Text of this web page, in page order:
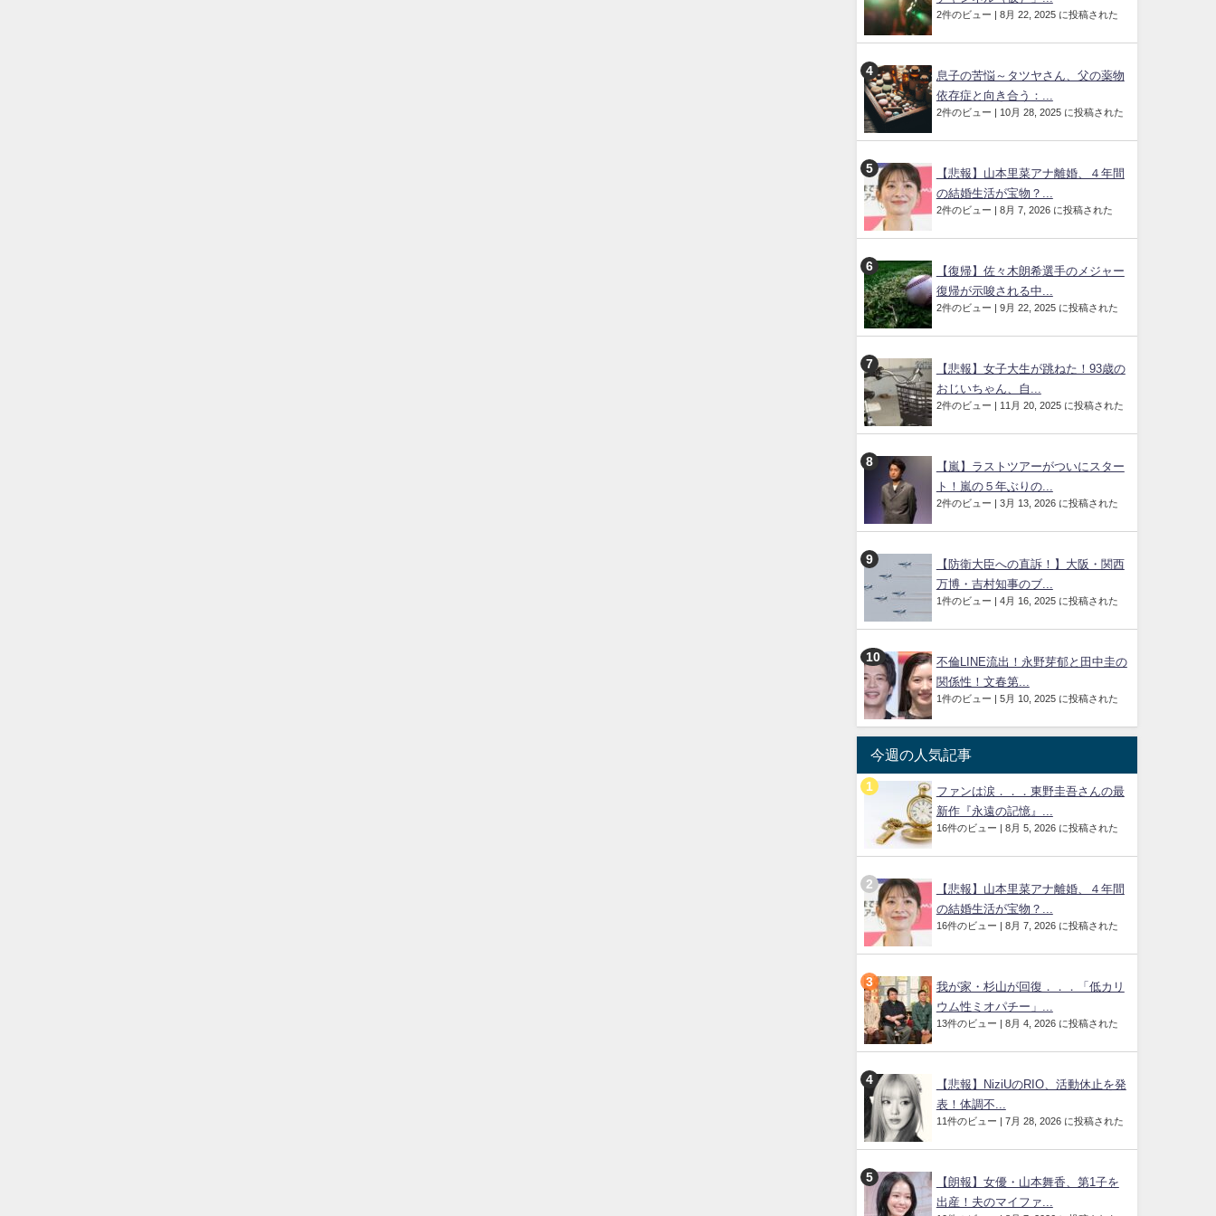
2件のビュー | 8月 22, 2025 に投稿された
息子の苦悩～タツヤさん、父の薬物
依存症と向き合う：...
2件のビュー | 10月 28, 2025 に投稿された
【悲報】山本里菜アナ離婚、４年間
の結婚生活が宝物？...
2件のビュー | 8月 7, 2026 に投稿された
【復帰】佐々木朗希選手のメジャー
復帰が示唆される中...
2件のビュー | 9月 22, 2025 に投稿された
【悲報】女子大生が跳ねた！93歳の
おじいちゃん、自...
2件のビュー | 11月 20, 2025 に投稿された
【嵐】ラストツアーがついにスター
ト！嵐の５年ぶりの...
2件のビュー | 3月 13, 2026 に投稿された
【防衛大臣への直訴！】大阪・関西
万博・吉村知事のブ...
1件のビュー | 4月 16, 2025 に投稿された
不倫LINE流出！永野芽郁と田中圭の
関係性！文春第...
1件のビュー | 5月 10, 2025 に投稿された
今週の人気記事
ファンは涙．．．東野圭吾さんの最
新作『永遠の記憶』...
16件のビュー | 8月 5, 2026 に投稿された
【悲報】山本里菜アナ離婚、４年間
の結婚生活が宝物？...
16件のビュー | 8月 7, 2026 に投稿された
我が家・杉山が回復．．．「低カリ
ウム性ミオパチー」...
13件のビュー | 8月 4, 2026 に投稿された
【悲報】NiziUのRIO、活動休止を発
表！体調不...
11件のビュー | 7月 28, 2026 に投稿された
【朗報】女優・山本舞香、第1子を
出産！夫のマイファ...